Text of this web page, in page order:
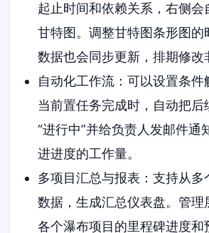
起止时间和依赖关系，右侧会
甘特图。调整甘特图条形图的
数据也会同步更新，排期修改
自动化工作流：可以设置条件
当前置任务完成时，自动把后
“进行中”并给负责人发邮件通
进进度的工作量。
多项目汇总与报表：支持从多
数据，生成汇总仪表盘。管理
各个瀑布项目的里程碑进度和